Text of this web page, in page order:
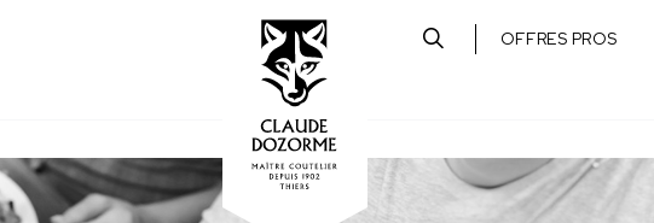
OFFRES PROS